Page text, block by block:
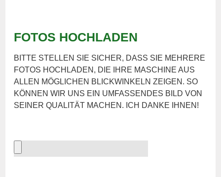
FOTOS HOCHLADEN
BITTE STELLEN SIE SICHER, DASS SIE MEHRERE
FOTOS HOCHLADEN, DIE IHRE MASCHINE AUS
ALLEN MÖGLICHEN BLICKWINKELN ZEIGEN. SO
KÖNNEN WIR UNS EIN UMFASSENDES BILD VON
SEINER QUALITÄT MACHEN. ICH DANKE IHNEN!